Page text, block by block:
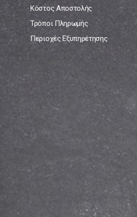
Κόστος Αποστολής
Τρόποι Πληρωμής
Περιοχές Εξυπηρέτησης